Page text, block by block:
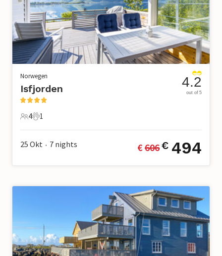
Norwegen
Isfjorden
4 Gäste
4
1 Haustier
1
4.2
out of 5
25 Okt • 7 nights € 606€ 494